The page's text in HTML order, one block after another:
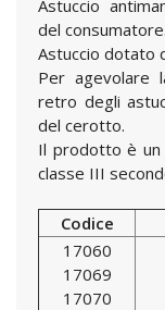
Astuccio
del consumatore.
Astuccio dotato
Per agevolare
retro degli
del cerotto.
Il prodotto è un
classe III
Codice
17060
17069
17070